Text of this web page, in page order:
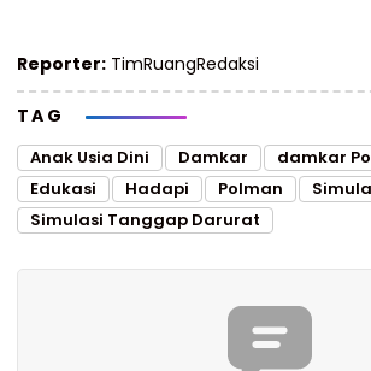
Reporter: TimRuangRedaksi
TAG
Anak Usia Dini Damkar
damkar
Edukasi
Hadapi Polman
Simulasi Tanggap Darurat